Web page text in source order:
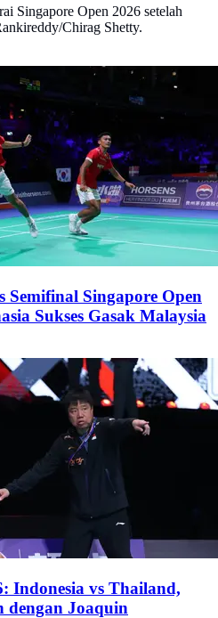
Singapore Open 2026 setelah
Chirag Shetty.
Singapore Open
Sukses Gasak Malaysia
Indonesia vs Thailand,
dengan Joaquin